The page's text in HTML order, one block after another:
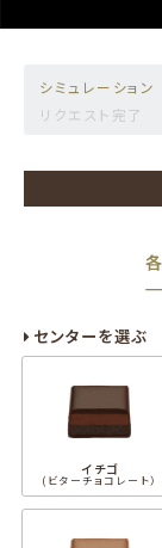
シミュレーション
リクエスト完了
センターを選ぶ
イチゴ
(ビターチョコレート）